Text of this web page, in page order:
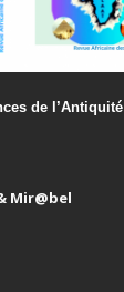
de l’Antiquité
Mir@bel